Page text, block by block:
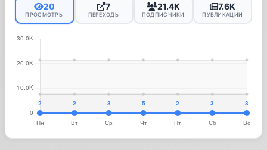
20
ПРОСМОТРЫ
7
ПЕРЕХОДЫ
21.4K
ПОДПИСЧИКИ
7.6K
ПУБЛИКАЦИИ